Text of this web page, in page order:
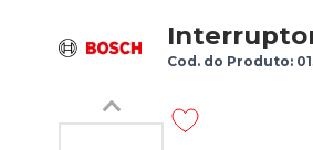
Interruptor
Cod. do Produto: